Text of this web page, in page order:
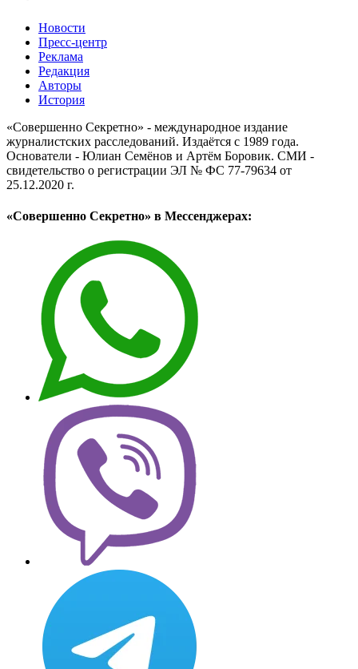
Новости
Пресс-центр
Реклама
Редакция
Авторы
История
«Совершенно Секретно» - международное издание
журналистских расследований. Издаётся с 1989 года.
Основатели - Юлиан Семёнов и Артём Боровик. CМИ -
свидетельство о регистрации ЭЛ № ФС 77-79634 от
25.12.2020 г.
«Совершенно Секретно» в Мессенджерах: